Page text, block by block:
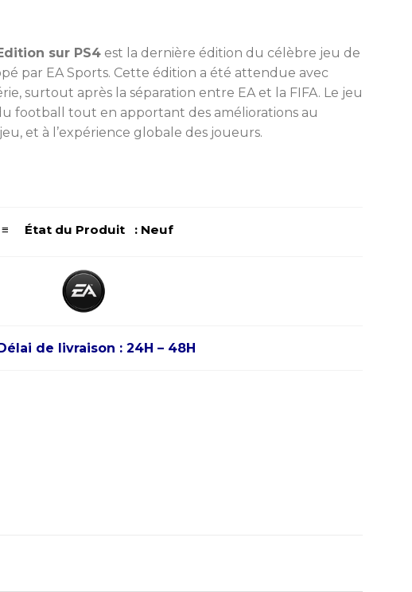
549,00 MAD.
sur PS4est la dernière édition du célèbre jeu de
par EA Sports. Cette édition a été attendue avec
surtout après la séparation entre EA et la FIFA. Le jeu
football tout en apportant des améliorations au
et à l’expérience globale des joueurs.
≡ État du Produit : Neuf
Délai de livraison : 24H – 48H